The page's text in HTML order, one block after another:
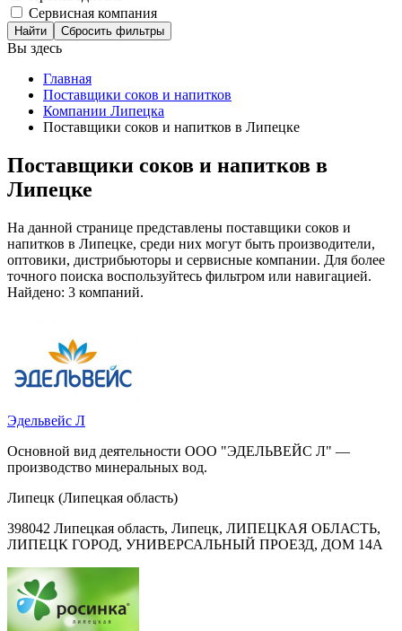
Сервисная компания
Сбросить фильтры
Вы здесь
Главная
Поставщики соков и напитков
Компании Липецка
Поставщики соков и напитков в Липецке
Поставщики соков и напитков в
Липецке
На данной странице представлены поставщики соков и
напитков в Липецке, среди них могут быть производители,
оптовики, дистрибьюторы и сервисные компании. Для более
точного поиска воспользуйтесь фильтром или навигацией.
Найдено: 3 компаний.
Эдельвейс Л
Основной вид деятельности ООО "ЭДЕЛЬВЕЙС Л" —
производство минеральных вод.
Липецк (Липецкая область)
398042 Липецкая область, Липецк, ЛИПЕЦКАЯ ОБЛАСТЬ,
ЛИПЕЦК ГОРОД, УНИВЕРСАЛЬНЫЙ ПРОЕЗД, ДОМ 14А